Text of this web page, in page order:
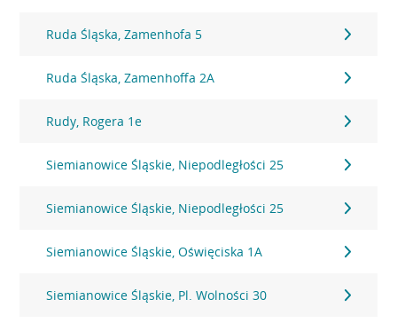
Ruda Śląska, Zamenhofa 5
Ruda Śląska, Zamenhoffa 2A
Rudy, Rogera 1e
Siemianowice Śląskie, Niepodległości 25
Siemianowice Śląskie, Niepodległości 25
Siemianowice Śląskie, Oświęciska 1A
Siemianowice Śląskie, Pl. Wolności 30